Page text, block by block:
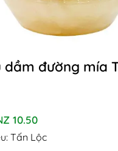
dầm đường mía
10.50Giá
tại
Tấn Lộc